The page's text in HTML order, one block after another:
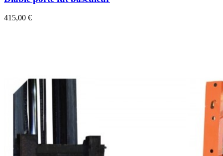
415,00 €